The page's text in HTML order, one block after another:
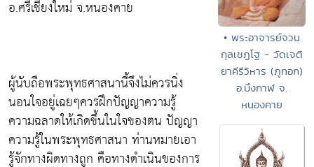
อ.ศรีเชียงใหม่ จ.หนองคาย
ผู้นับถือพระพุทธศาสนานี้จึงไม่ควรนิ่ง
นอนใจอยู่เฉยๆควรฝึกปัญญาความรู้
ความฉลาดให้เกิดขึ้นในใจของตน ปัญญา
ความรู้ในพระพุทธศาสนา ท่านหมายเอา
รู้จักทางผิดทางถูก คือทางดำเนินของการ
• พระอาจารย์จวน
กุลเชฏโฐ - วัดเจติ
ยาคีรีวิหาร (ภูทอก)
อ.บึงกาฬ จ.
หนองคาย